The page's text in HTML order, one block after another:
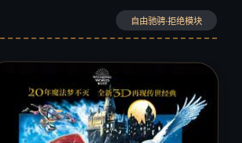
自由驰骋·拒绝模块